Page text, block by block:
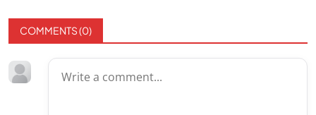
COMMENTS (0)